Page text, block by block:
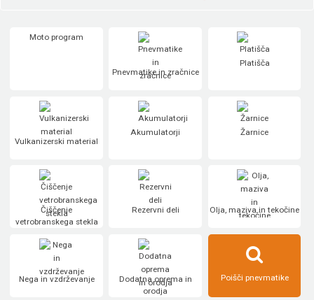
Moto program
Pnevmatike in zračnice
Platišča
Vulkanizerski material
Akumulatorji Žarnice
Čiščenje
vetrobranskega stekla
Rezervni deli Olja, maziva in tekočine
Nega in vzdrževanje
Dodatna oprema in
orodja
Poišči pnevmatike